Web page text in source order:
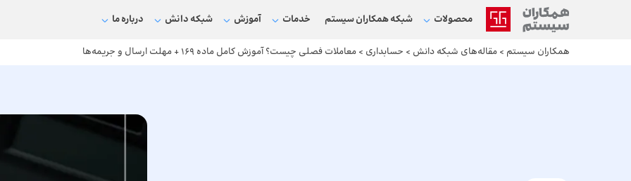
محصولات شبکه‌ همکاران سیستم خدمات آموزش شبکه دانش درباره ما
همکاران سیستم > مقاله‌های شبکه دانش > حسابداری > معاملات فصلی چیست؟ آموزش کامل ماده 169 + مهلت ارسال و جریمه‌ها